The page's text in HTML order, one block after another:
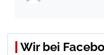
Wir bei